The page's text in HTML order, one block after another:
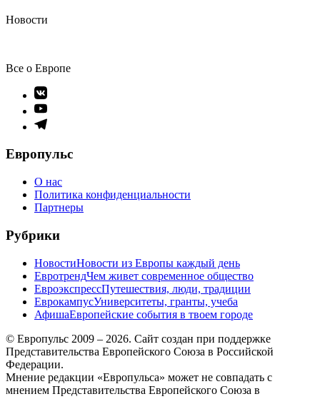
Новости
Все о Европе
Элемент
меню
Элемент
меню
Элемент
Европульс
О нас
Политика конфиденциальности
Партнеры
Рубрики
НовостиНовости из Европы каждый день
ЕвротрендЧем живет современное общество
ЕвроэкспрессПутешествия, люди, традиции
ЕврокампусУниверситеты, гранты, учеба
АфишаЕвропейские события в твоем городе
© Европульс 2009 – 2026. Сайт создан при поддержке
Представительства Европейского Союза в Российской
Федерации.
Мнение редакции «Европульса» может не совпадать с
мнением Представительства Европейского Союза в